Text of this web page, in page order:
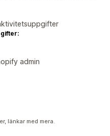
admin
länkar med mera.